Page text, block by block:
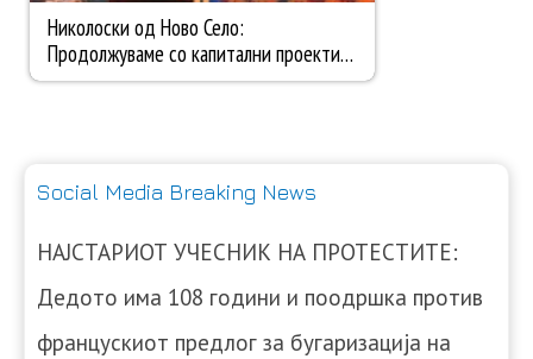
Social Media Breaking News
НАЈСТАРИОТ УЧЕСНИК НА ПРОТЕСТИТЕ:
Дедото има 108 години и поодршка против
францускиот предлог за бугаризација на